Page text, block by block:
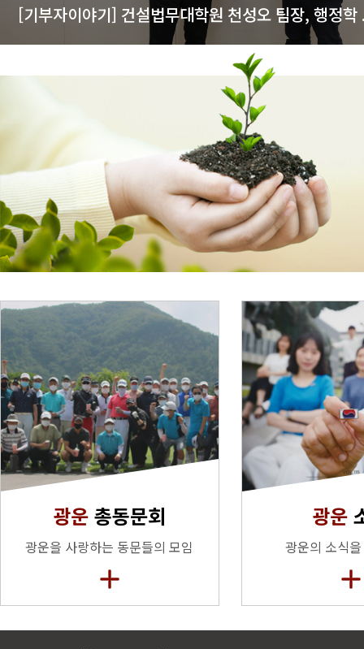
[기부자이야기] 건설법무대학원 천성오 팀장, 행정학
광운 총동문회
광운을 사랑하는 동문들의 모임
광운
광운의 소식